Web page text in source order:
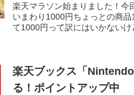
楽天マラソン始まりました！今
いまわり1000円ちょっとの商
て1000円って訳にはいかないけ
楽天ブックス「
る！ポイントアップ中